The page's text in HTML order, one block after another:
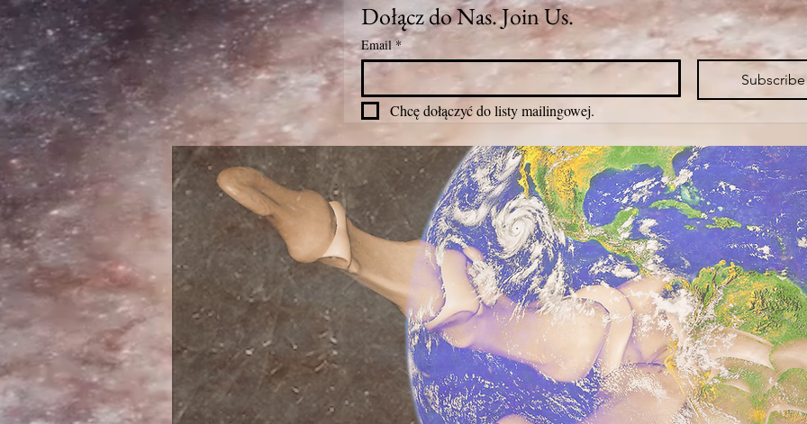
Dołącz do Nas. Join Us.
Email *
Subscribe
Chcę dołączyć do listy mailingowej.